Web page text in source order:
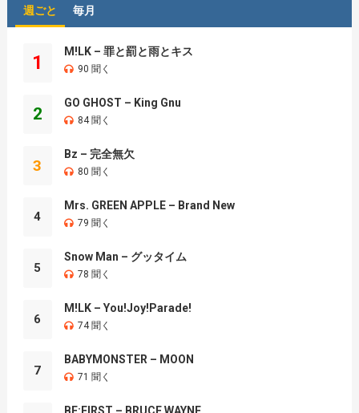
週ごと 毎月
1
M!LK – 罪と罰と雨とキス
90 聞く
2
GO GHOST – King Gnu
84 聞く
3
Bz – 完全無欠
80 聞く
4
Mrs. GREEN APPLE – Brand New
79 聞く
5
Snow Man – グッタイム
78 聞く
6
M!LK – You!Joy!Parade!
74 聞く
7
BABYMONSTER – MOON
71 聞く
BE:FIRST – BRUCE WAYNE